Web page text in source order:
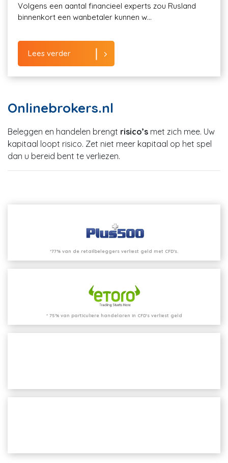
Volgens een aantal financieel experts zou Rusland
binnenkort een wanbetaler kunnen w...
Lees verder
Onlinebrokers.nl
Beleggen en handelen brengt risico’s met zich mee. Uw
kapitaal loopt risico. Zet niet meer kapitaal op het spel
dan u bereid bent te verliezen.
*77% van de retailbeleggers verliest geld met CFD’s.
* 75% van particuliere handelaren in CFD's verliest geld